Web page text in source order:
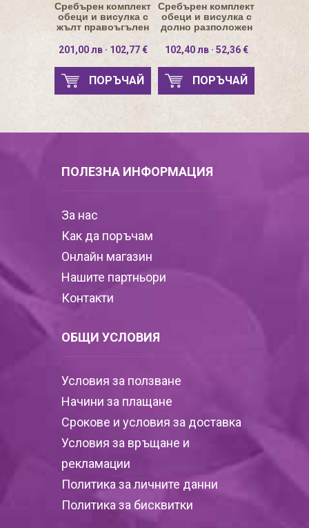
Сребърен комплект
обеци и висулка с
жълт правоъгълен
201,00 лв · 102,77 €
ПОРЪЧАЙ
Сребърен комплект
обеци и висулка с
долно разположен
102,40 лв · 52,36 €
ПОРЪЧАЙ
ПОЛЕЗНА ИНФОРМАЦИЯ
За нас
Как да поръчам
Онлайн магазин
Нашите партньори
Контакти
ОБЩИ УСЛОВИЯ
Условия за ползване
Начини за плащане
Срокове и условия за доставка
Условия за връщане и
рекламации
Политика за личните данни
Политика за бисквитки